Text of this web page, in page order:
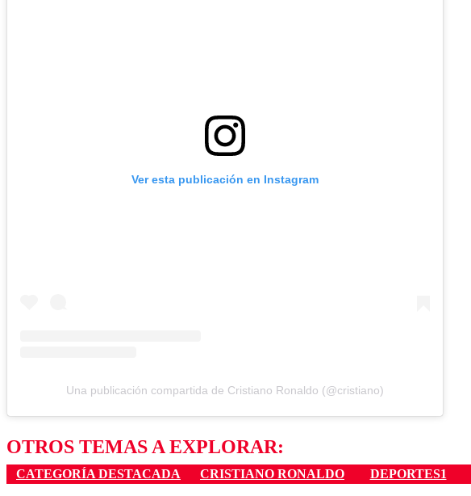
Ver esta publicación en Instagram
Una publicación compartida de Cristiano Ronaldo (@cristiano)
OTROS TEMAS A EXPLORAR:
CATEGORÍA DESTACADA CRISTIANO RONALDO DEPORTES1